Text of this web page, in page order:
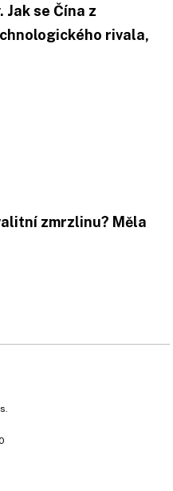
se Čína z
rivala,
zmrzlinu? Měla